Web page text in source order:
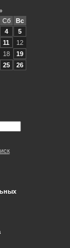
Сб
Вс
4
5
11
12
18
19
25
26